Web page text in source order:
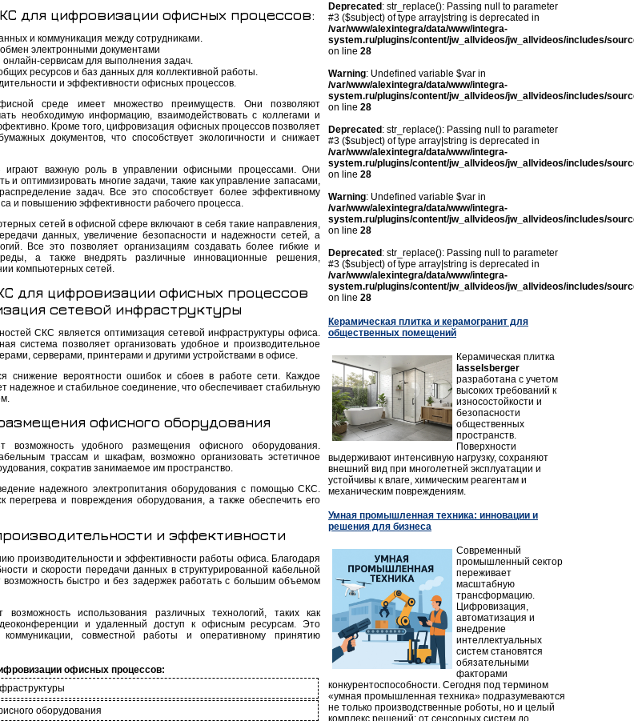
для цифровизации офисных процессов:
и коммуникация между сотрудниками.
электронными документами
онлайн-сервисам для выполнения задач.
ресурсов и баз данных для коллективной работы.
и эффективности офисных процессов.
среде имеет множество преимуществ. Они позволяют
необходимую информацию, взаимодействовать с коллегами и
Кроме того, цифровизация офисных процессов позволяет
документов, что способствует экологичности и снижает
играют важную роль в управлении офисными процессами. Они
и оптимизировать многие задачи, такие как управление запасами,
задач. Все это способствует более эффективному
и повышению эффективности рабочего процесса.
сетей в офисной сфере включают в себя такие направления,
данных, увеличение безопасности и надежности сетей, а
Все это позволяет организациям создавать более гибкие и
а также внедрять различные инновационные решения,
компьютерных сетей.
для цифровизации офисных процессов
сетевой инфраструктуры
СКС является оптимизация сетевой инфраструктуры офиса.
система позволяет организовать удобное и производительное
серверами, принтерами и другими устройствами в офисе.
снижение вероятности ошибок и сбоев в работе сети. Каждое
надежное и стабильное соединение, что обеспечивает стабильную
офисного оборудования
возможность удобного размещения офисного оборудования.
трассам и шкафам, возможно организовать эстетичное
сократив занимаемое им пространство.
надежного электропитания оборудования с помощью СКС.
перегрева и повреждения оборудования, а также обеспечить его
и эффективности
производительности и эффективности работы офиса. Благодаря
и скорости передачи данных в структурированной кабельной
возможность быстро и без задержек работать с большим объемом
использования различных технологий, таких как
и удаленный доступ к офисным ресурсам. Это
коммуникации, совместной работы и оперативному принятию
офисных процессов:
оборудования
Deprecated : str_replace(): Passing null to parameter
#3 ($subject) of type array|string is deprecated in
/var/www/alexintegra/data/www/integra-
system.ru/plugins/content/jw_allvideos/jw_allvideos/includes/
on line 28
Warning: Undefined variable $var in
/var/www/alexintegra/data/www/integra-
system.ru/plugins/content/jw_allvideos/jw_allvideos/includes/
on line 28
Deprecated : str_replace(): Passing null to parameter
#3 ($subject) of type array|string is deprecated in
/var/www/alexintegra/data/www/integra-
system.ru/plugins/content/jw_allvideos/jw_allvideos/includes/
on line 28
Warning: Undefined variable $var in
/var/www/alexintegra/data/www/integra-
system.ru/plugins/content/jw_allvideos/jw_allvideos/includes/
on line 28
Deprecated : str_replace(): Passing null to parameter
#3 ($subject) of type array|string is deprecated in
/var/www/alexintegra/data/www/integra-
system.ru/plugins/content/jw_allvideos/jw_allvideos/includes/
on line 28
Керамическая плитка и керамогранит для
общественных помещений
Керамическая плитка
lasselsberger
разработана с учетом
высоких требований к
износостойкости и
безопасности
общественных
пространств.
Поверхности
выдерживают интенсивную нагрузку, сохраняют
внешний вид при многолетней эксплуатации и
устойчивы к влаге, химическим реагентам и
механическим повреждениям.
Умная промышленная техника: инновации и
решения для бизнеса
Современный
промышленный сектор
переживает
масштабную
трансформацию.
Цифровизация,
автоматизация и
внедрение
интеллектуальных
систем становятся
обязательными
факторами
конкурентоспособности. Сегодня под термином
«умная промышленная техника» подразумеваются
не только производственные роботы, но и целый
комплекс решений: от сенсорных систем до